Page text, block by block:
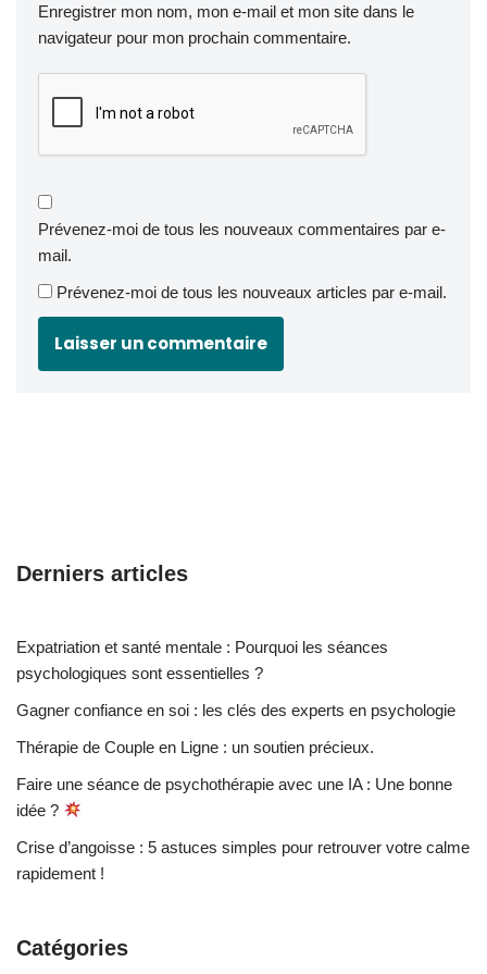
Enregistrer mon nom, mon e-mail et mon site dans le
navigateur pour mon prochain commentaire.
Prévenez-moi de tous les nouveaux commentaires par e-
mail.
Prévenez-moi de tous les nouveaux articles par e-mail.
Derniers articles
Expatriation et santé mentale : Pourquoi les séances
psychologiques sont essentielles ?
Gagner confiance en soi : les clés des experts en psychologie
Thérapie de Couple en Ligne : un soutien précieux.
Faire une séance de psychothérapie avec une IA : Une bonne
idée ?
Crise d’angoisse : 5 astuces simples pour retrouver votre calme
rapidement !
Catégories